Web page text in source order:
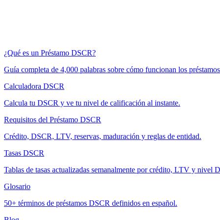
¿Qué es un Préstamo DSCR?
Guía completa de 4,000 palabras sobre cómo funcionan los
Calculadora DSCR
Calcula tu DSCR y ve tu nivel de calificación al instante.
Requisitos del Préstamo DSCR
Crédito, DSCR, LTV, reservas, maduración y reglas de entidad.
Tasas DSCR
Tablas de tasas actualizadas semanalmente por crédito, LTV y nivel
Glosario
50+ términos de préstamos DSCR definidos en español.